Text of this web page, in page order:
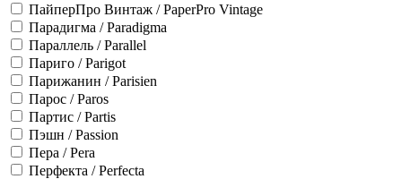
ПайперПро Винтаж / PaperPro Vintage
Парадигма / Paradigma
Параллель / Parallel
Париго / Parigot
Парижанин / Parisien
Парос / Paros
Партис / Partis
Пэшн / Passion
Пера / Pera
Перфекта / Perfecta